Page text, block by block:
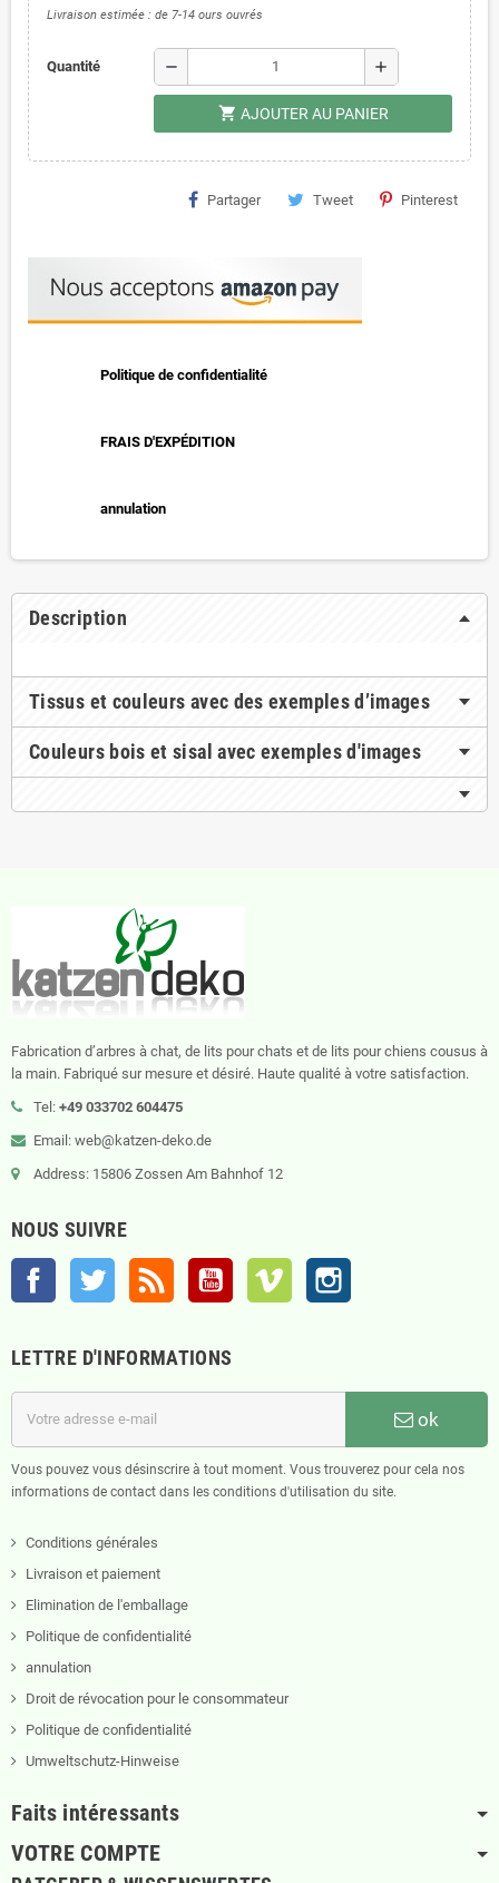
Livraison estimée : de 7-14 ours ouvrés
Quantité remove add
shopping_cart AJOUTER AU PANIER
Partager Tweet Pinterest
Politique de confidentialité
FRAIS D'EXPÉDITION
annulation
Description
Tissus et couleurs avec des exemples d’images
Couleurs bois et sisal avec exemples d'images
Fabrication d’arbres à chat, de lits pour chats et de lits pour chiens cousus à
la main. Fabriqué sur mesure et désiré. Haute qualité à votre satisfaction.
Tel: +49 033702 604475
Email: web@katzen-deko.de
Address: 15806 Zossen Am Bahnhof 12
NOUS SUIVRE
Facebook Twitter YouTube Vimeo
LETTRE D'INFORMATIONS
ok
Vous pouvez vous désinscrire à tout moment. Vous trouverez pour cela nos
informations de contact dans les conditions d'utilisation du site.
Conditions générales
Livraison et paiement
Elimination de l'emballage
Politique de confidentialité
annulation
Droit de révocation pour le consommateur
Politique de confidentialité
Umweltschutz-Hinweise
Faits intéressants
VOTRE COMPTE